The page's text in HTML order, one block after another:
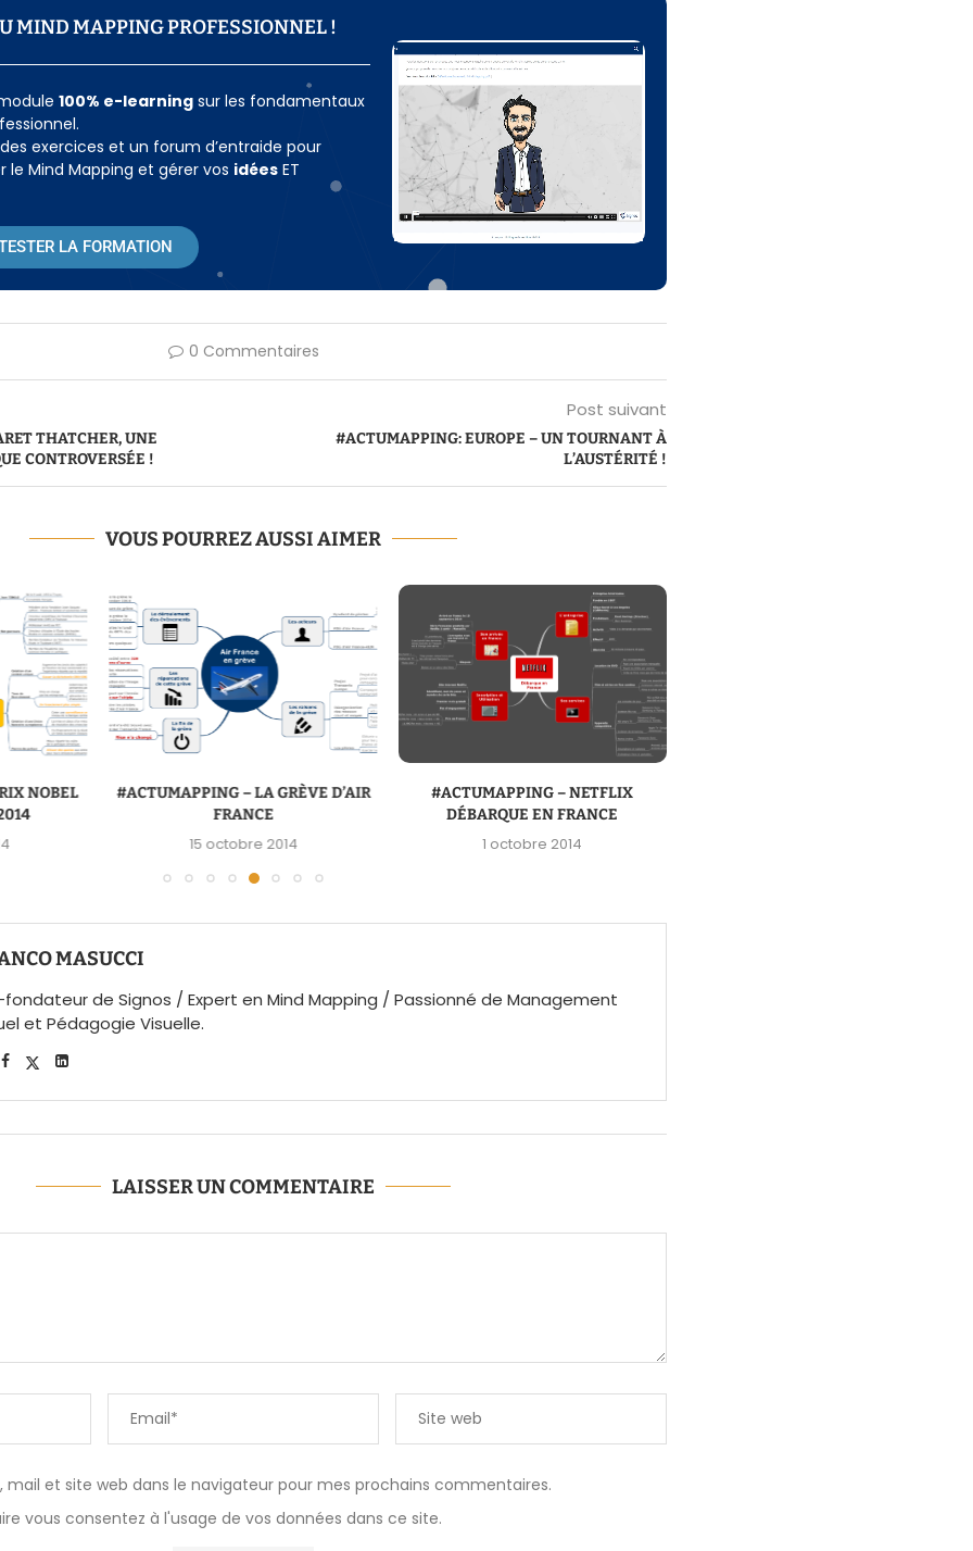
MIND MAPPING PROFESSIONNEL !​
100% e-learning sur les fondamentaux
exercices et un forum d’entraide pour
le Mind Mapping et gérer vos idées ET
LA FORMATION
0 Commentaires
THATCHER, UNE
CONTROVERSÉE !
Post suivant
#ACTUMAPPING: EUROPE – UN TOURNANT À
L’AUSTÉRITÉ !
VOUS POURREZ AUSSI AIMER
NOBEL
#ACTUMAPPING – LA GRÈVE D’AIR
FRANCE
15 octobre 2014
#ACTUMAPPING – NETFLIX
DÉBARQUE EN FRANCE
1 octobre 2014
MASUCCI
de Signos / Expert en Mind Mapping / Passionné de Management
et Pédagogie Visuelle.
LAISSER UN COMMENTAIRE
mail et site web dans le navigateur pour mes prochains commentaires.
vous consentez à l'usage de vos données dans ce site.